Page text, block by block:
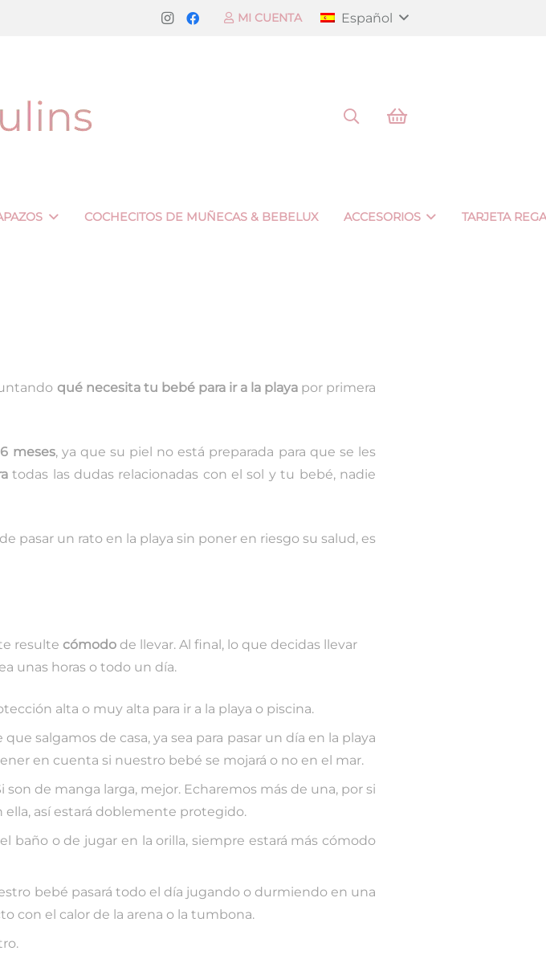
MI CUENTA Español
COCHECITOS DE MUÑECAS & BEBELUX ACCESORIOS TARJETA
qué necesita tu bebé para ir a la playapor primera
meses, ya que su piel no está preparada para que se les
todas las dudas relacionadas con el sol y tu bebé, nadie
pasar un rato en la playa sin poner en riesgo su salud, es
resulte cómodo de llevar. Al final, lo que decidas llevar
unas horas o todo un día.
alta o muy alta para ir a la playa o piscina.
salgamos de casa, ya sea para pasar un día en la playa
en cuenta si nuestro bebé se mojará o no en el mar.
son de manga larga, mejor. Echaremos más de una, por si
así estará doblemente protegido.
baño o de jugar en la orilla, siempre estará más cómodo
bebé pasará todo el día jugando o durmiendo en una
con el calor de la arena o la tumbona.